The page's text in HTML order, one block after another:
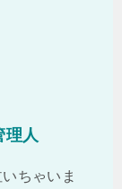
理人
ちゃいま